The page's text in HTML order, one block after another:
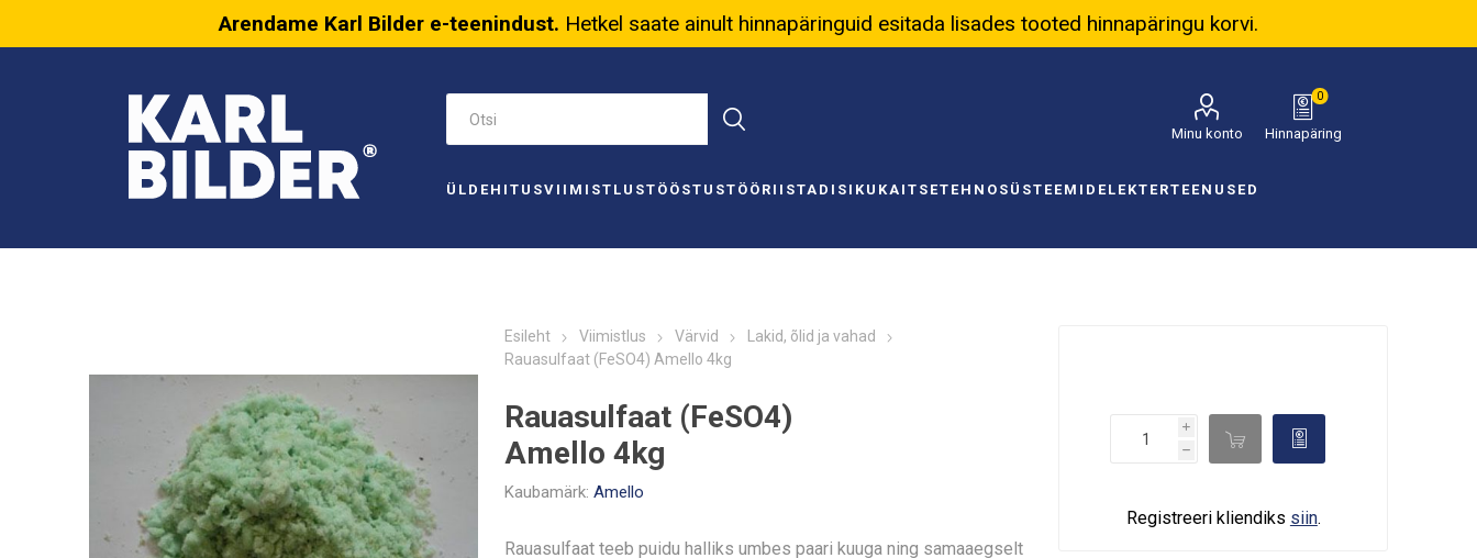
Arendame Karl Bilder e-teenindust. Hetkel saate ainult hinnapäringuid esitada lisades tooted hinnapäringu korvi.
Minu konto Hinnapäring
0
ÜLDEHITUSVIIMISTLUSTÖÖSTUSTÖÖRIISTAD ISIKUKAITSETEHNOSÜSTEEMID ELEKTERTEENUSED
Esileht Viimistlus Värvid
Lakid, õlid ja vahad
Rauasulfaat (FeSO4) Amello 4kg
Rauasulfaat (FeSO4)
Amello 4kg
Kaubamärk: Amello
Rauasulfaat teeb puidu halliks umbes paari kuuga ning samaaegselt
i
h
d 
Registreeri kliendiks siin.